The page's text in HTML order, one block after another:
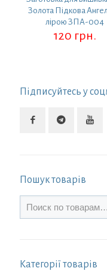
Золота Підкова
лірою ЗПА-004
120 грн.
Підписуйтесь у
Пошук товарів
Категорії товарів